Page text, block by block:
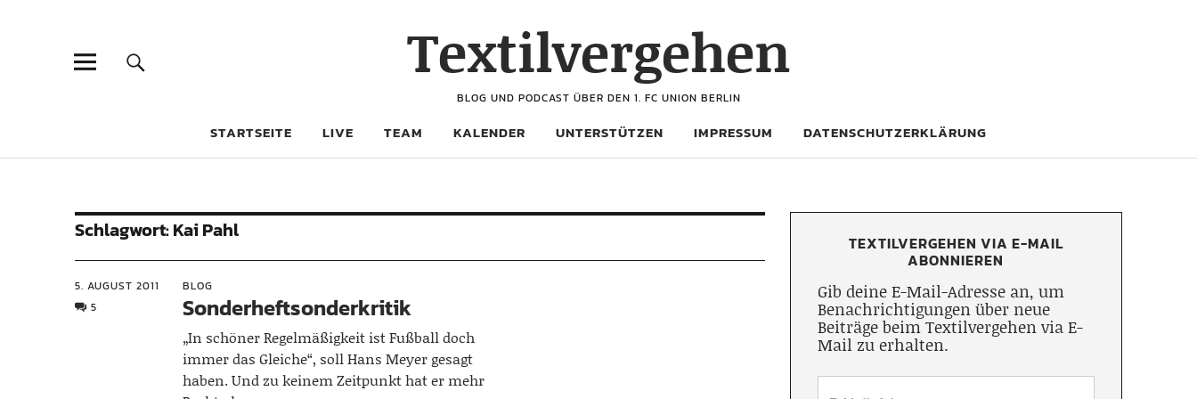
Textilvergehen
BLOG UND PODCAST ÜBER DEN 1. FC UNION BERLIN
STARTSEITE LIVE TEAM KALENDER UNTERSTÜTZEN IMPRESSUM DATENSCHUTZERKLÄRUNG
Schlagwort:Kai Pahl
5. AUGUST 2011
5
BLOG
Sonderheftsonderkritik
„In schöner Regelmäßigkeit ist Fußball doch
immer das Gleiche“, soll Hans Meyer gesagt
haben. Und zu keinem Zeitpunkt hat er mehr
TEXTILVERGEHEN VIA E-MAIL
ABONNIEREN
Gib deine E-Mail-Adresse an, um
Benachrichtigungen über neue
Beiträge beim Textilvergehen via E-
Mail zu erhalten.